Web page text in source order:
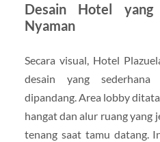
Desain Hotel yang
Nyaman
Secara visual, Hotel
desain yang
dipandang. Area lobby
hangat dan alur ruang yang
tenang saat tamu datang.